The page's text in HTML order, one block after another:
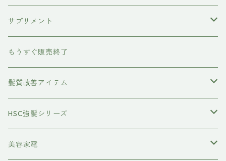
ボディケア
除毛クリーム
育毛ケア
養毛剤
フェイスケア
サプリメント
犬用
もうすぐ販売終了
髪質改善アイテム
トステアケア
レブリン酸ケア
HSC強髪シリーズ
アイラッシュ
美容家電